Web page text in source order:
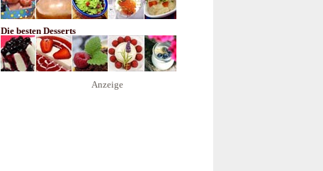
Die besten Desserts
Anzeige